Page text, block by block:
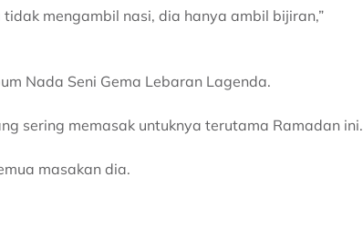
mengambil nasi, dia hanya ambil bijiran,”
Nada Seni Gema Lebaran Lagenda.
sering memasak untuknya terutama Ramadan ini.
masakan dia.